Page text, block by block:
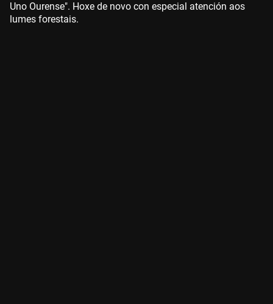
Uno Ourense". Hoxe de novo con especial atención aos
lumes forestais.